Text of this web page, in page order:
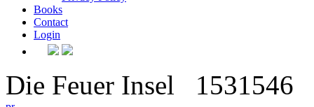
Books
Contact
Login
Die Feuer Insel 1531546